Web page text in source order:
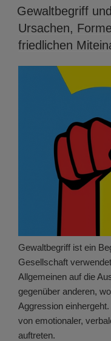
AM
Gewaltbegriff
Ursachen,
friedlichen
Gewaltbegriff ist ein
Gesellschaft
Allgemeinen auf die
gegenüber anderen,
Aggression
von emotionaler,
auftreten.